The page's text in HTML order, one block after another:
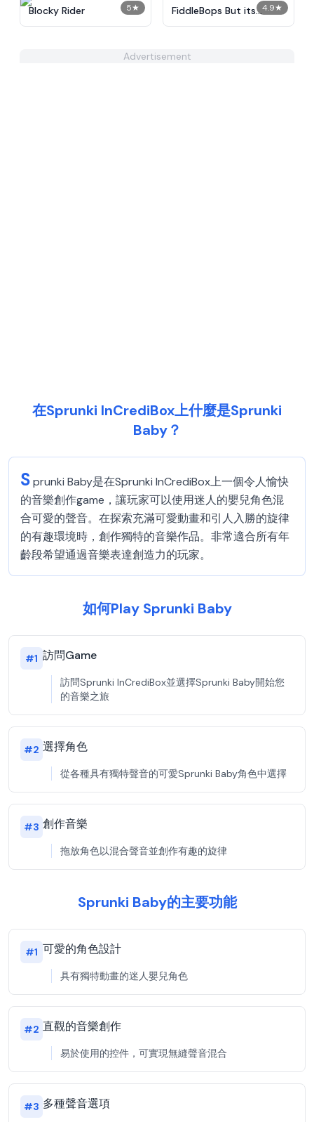
5★
Blocky Rider 4.9★
FiddleBops But its
Sprinkle​
Advertisement
在Sprunki InCrediBox上什麼是Sprunki
Baby？
Sprunki Baby是在Sprunki InCrediBox上一個令人愉快
的音樂創作game，讓玩家可以使用迷人的嬰兒角色混
合可愛的聲音。在探索充滿可愛動畫和引人入勝的旋律
的有趣環境時，創作獨特的音樂作品。非常適合所有年
齡段希望通過音樂表達創造力的玩家。
如何Play Sprunki Baby
#1 訪問Game
訪問Sprunki InCrediBox並選擇Sprunki Baby開始您
的音樂之旅
#2 選擇角色
從各種具有獨特聲音的可愛Sprunki Baby角色中選擇
#3 創作音樂
拖放角色以混合聲音並創作有趣的旋律
Sprunki Baby的主要功能
#1 可愛的角色設計
具有獨特動畫的迷人嬰兒角色
#2 直觀的音樂創作
易於使用的控件，可實現無縫聲音混合
#3 多種聲音選項